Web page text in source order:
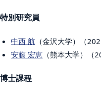
特別研究員
中西 航 （金沢大学）（
安藤 宏恵 （熊本大学）（
博士課程